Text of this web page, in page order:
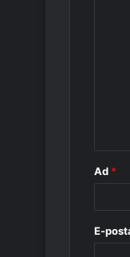
Ad *
E-